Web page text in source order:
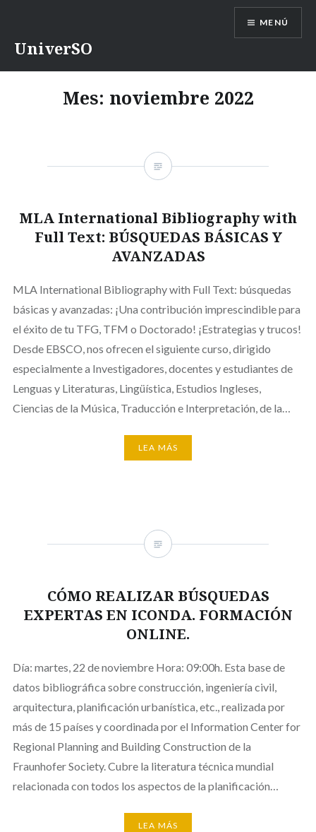
UniverSO
MENÚ
Mes: noviembre 2022
MLA International Bibliography with
Full Text: BÚSQUEDAS BÁSICAS Y
AVANZADAS
MLA International Bibliography with Full Text: búsquedas
básicas y avanzadas: ¡Una contribución imprescindible para
el éxito de tu TFG, TFM o Doctorado! ¡Estrategias y trucos!
Desde EBSCO, nos ofrecen el siguiente curso, dirigido
especialmente a Investigadores, docentes y estudiantes de
Lenguas y Literaturas, Lingüística, Estudios Ingleses,
Ciencias de la Música, Traducción e Interpretación, de la…
LEA MÁS
CÓMO REALIZAR BÚSQUEDAS
EXPERTAS EN ICONDA. FORMACIÓN
ONLINE.
Día: martes, 22 de noviembre Hora: 09:00h. Esta base de
datos bibliográfica sobre construcción, ingeniería civil,
arquitectura, planificación urbanística, etc., realizada por
más de 15 países y coordinada por el Information Center for
Regional Planning and Building Construction de la
Fraunhofer Society. Cubre la literatura técnica mundial
relacionada con todos los aspectos de la planificación…
LEA MÁS